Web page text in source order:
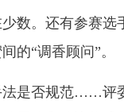
数。还有参赛选
的“调香顾问”。
是否规范……评